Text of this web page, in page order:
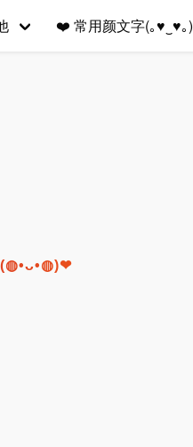
❤️ 常用颜文字(｡♥‿♥｡)
(◍•ᴗ•◍)❤